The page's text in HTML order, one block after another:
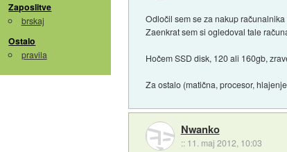
Zaposlitve
brskaj
Ostalo
pravila
Odločil sem se za nakup
Zaenkrat sem si ogledoval tale
Hočem SSD disk, 120 ali 160gb,
Za ostalo (matična, procesor,
Nwanko
:: 11. maj 2012, 10:03